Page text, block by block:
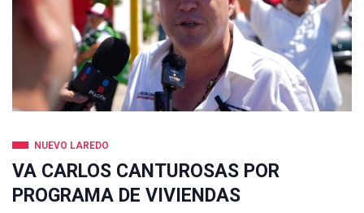
NUEVO LAREDO
VA CARLOS CANTUROSAS POR
PROGRAMA DE VIVIENDAS